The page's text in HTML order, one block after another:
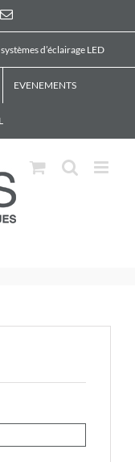
Email
d’éclairage LED
EVENEMENTS